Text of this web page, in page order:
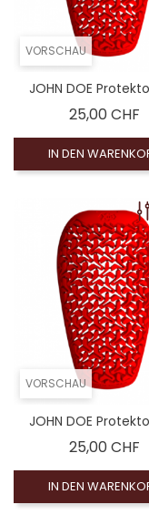
VORSCHAU
JOHN DOE
25,00 CHF
IN DEN
VORSCHAU
JOHN DOE
25,00 CHF
IN DEN